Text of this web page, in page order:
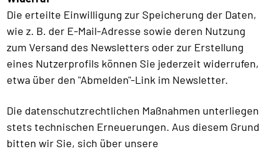
Die erteilte Einwilligung zur Speicherung der Daten,
wie z. B. der E-Mail-Adresse sowie deren Nutzung
zum Versand des Newsletters oder zur Erstellung
eines Nutzerprofils können Sie jederzeit widerrufen,
etwa über den "Abmelden"-Link im Newsletter.
Die datenschutzrechtlichen Maßnahmen unterliegen
stets technischen Erneuerungen. Aus diesem Grund
bitten wir Sie, sich über unsere